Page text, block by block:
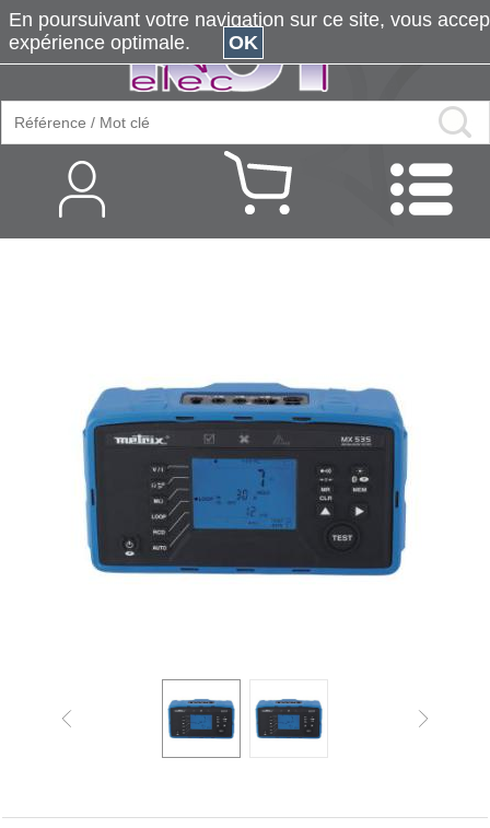
En poursuivant votre navigation sur ce site, vous
expérience optimale.
OK